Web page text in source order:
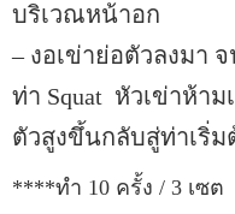
บริเวณหน้าอก
– งอเข่าย่อตัวลงมา
ท่า Squat หัวเข่าห้า
ตัวสูงขึ้นกลับสู่ท่าเริ่ม
****ทำ 10 ครั้ง / 3 เซต